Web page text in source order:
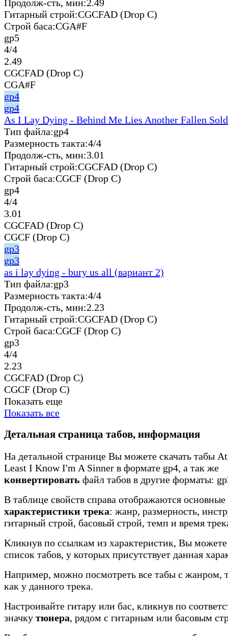
Продолж-сть, мин:2.49
Гитарный строй:CGCFAD (Drop C)
Строй баса:CGA#F
gp5
4/4
2.49
CGCFAD (Drop C)
CGA#F
gp4
gp4
As I Lay Dying - Behind Me Lies Another Fallen
Тип файла:gp4
Размерность такта:4/4
Продолж-сть, мин:3.01
Гитарный строй:CGCFAD (Drop C)
Строй баса:CGCF (Drop C)
gp4
4/4
3.01
CGCFAD (Drop C)
CGCF (Drop C)
gp3
gp3
as i lay dying - bury us all (вариант 2)
Тип файла:gp3
Размерность такта:4/4
Продолж-сть, мин:2.23
Гитарный строй:CGCFAD (Drop C)
Строй баса:CGCF (Drop C)
gp3
4/4
2.23
CGCFAD (Drop C)
CGCF (Drop C)
Показать еще
Показать все
Детальная страница табов, информация
На детальной странице Вы можете скачать табы
Least I Know I'm A Sinner в формате gp4, а так же
конвертировать файл табов в другие форматы:
В таблице свойств справа отображаются основные
характеристики трека: жанр, размерность,
гитарный строй, басовый строй, темп и время
Кликнув по ссылкам из характеристик, Вы
список табов, у которых присутствует данная
Например, можно посмотреть все табы с жанром,
как у данного трека.
Настроивайте гитару или бас, кликнув по
значку тюнера, рядом с гитарным или басовым